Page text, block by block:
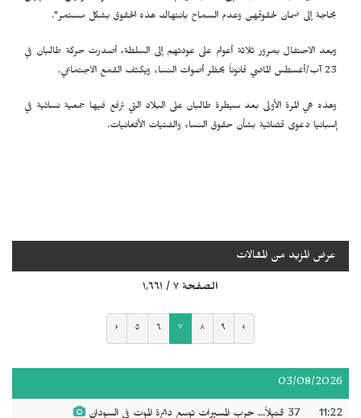
بحاجة إلى ضمان لحقوقهن وعدم السماح بانتهاك هذه الحقوق بشكل مستمر".
وبعد الاحتفال بمرور ثلاثة أعوام على عودتهم إلى السلطة، أصدرت حركة طالبان في
23 آب/أغسطس الماضي قانوناً يحظر أصوات النساء ويكثف القمع الاجتماعي.
وهذه هي المرة الأولى بعد سيطرة طالبان على البلاد التي ترفع فيها جمعية نسائية في
إسبانيا دعوى قضائية بشأن حقوق النساء والفتيات الأفغانيات.
عرض المزيد من المقالات
الصفحة ٧ / ١٬٦٦١
‹ ٥ ٦ ٧ ٨ ٩ ›
03/08/2026
11:22 37 قتيلاً... حرب المسيرات توسع دائرة الموت في السودان